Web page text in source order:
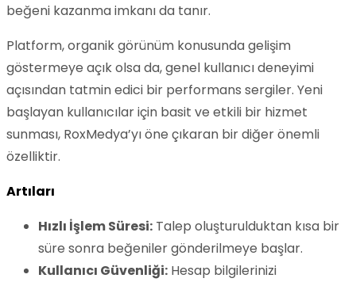
beğeni kazanma imkanı da tanır.
Platform, organik görünüm konusunda gelişim
göstermeye açık olsa da, genel kullanıcı deneyimi
açısından tatmin edici bir performans sergiler. Yeni
başlayan kullanıcılar için basit ve etkili bir hizmet
sunması, RoxMedya’yı öne çıkaran bir diğer önemli
özelliktir.
Artıları
Hızlı İşlem Süresi: Talep oluşturulduktan kısa bir
süre sonra beğeniler gönderilmeye başlar.
Kullanıcı Güvenliği: Hesap bilgilerinizi